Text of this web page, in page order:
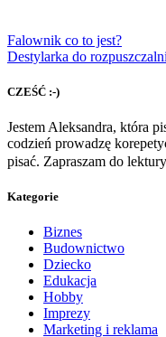
Falownik co to jest?
Destylarka do
CZEŚĆ :-)
Jestem Aleksandra, która
codzień prowadzę
pisać. Zapraszam do
Kategorie
Biznes
Budownictwo
Dziecko
Edukacja
Hobby
Imprezy
Marketing i reklama